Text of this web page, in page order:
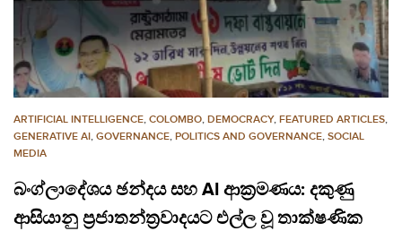
ARTIFICIAL INTELLIGENCE, COLOMBO, DEMOCRACY, FEATURED ARTICLES,
GENERATIVE AI, GOVERNANCE, POLITICS AND GOVERNANCE, SOCIAL
MEDIA
බංග්ලාදේශය ඡන්දය සහ AI ආක්‍රමණය: දකුණු
ආසියානු ප්‍රජාතන්ත්‍රවාදයට එල්ල වූ තාක්ෂණික